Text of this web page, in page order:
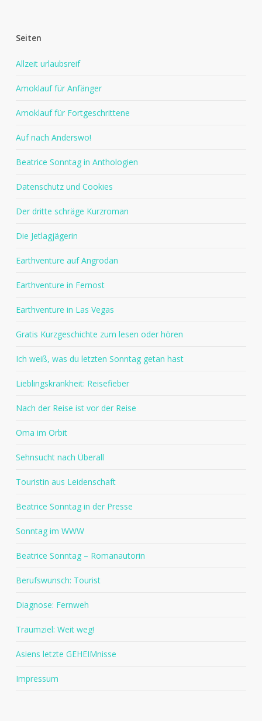
Seiten
Allzeit urlaubsreif
Amoklauf für Anfänger
Amoklauf für Fortgeschrittene
Auf nach Anderswo!
Beatrice Sonntag in Anthologien
Datenschutz und Cookies
Der dritte schräge Kurzroman
Die Jetlagjägerin
Earthventure auf Angrodan
Earthventure in Fernost
Earthventure in Las Vegas
Gratis Kurzgeschichte zum lesen oder hören
Ich weiß, was du letzten Sonntag getan hast
Lieblingskrankheit: Reisefieber
Nach der Reise ist vor der Reise
Oma im Orbit
Sehnsucht nach Überall
Touristin aus Leidenschaft
Beatrice Sonntag in der Presse
Sonntag im WWW
Beatrice Sonntag – Romanautorin
Berufswunsch: Tourist
Diagnose: Fernweh
Traumziel: Weit weg!
Asiens letzte GEHEIMnisse
Impressum